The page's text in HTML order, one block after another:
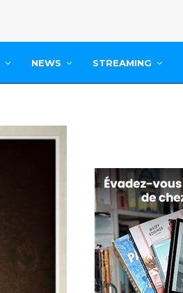
NEWS STREAMING